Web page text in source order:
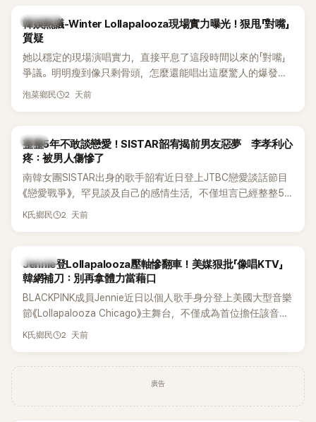
細身材下的超狂背肌與肩膀線條，反差感十足，讓不少網友看
傻直呼：「原來她身材這麼猛！」
熱議討論
韓娛熱議-Winter Lollapalooza現場實力曝光！狠甩「對嘴」
質疑
她以穩定的現場演唱實力，直接平息了這段時間以來的「對嘴」
爭議。明明瘦到像只剩骨頭，怎麼還能唱出這麼驚人的爆發力
和音量？
泡菜鄉民 2 天前
韓星
整整5年不敢談戀愛！SISTAR韶宥揭前男友惡夢 李孝利心
疼：被男人傷慘了
南韓女團SISTAR出身的歌手韶宥近日登上JTBC戀愛談話節目
《戀愛戰爭》，罕見談及自己的感情生活，不僅坦言已經整整5
年沒有談戀愛，更首度透露空窗至今的原因，全與上一段戀情
K氏鄉民 2 天前
K-POP
Jennie登Lollapalooza壓軸慘翻車！美媒狠批「像唱KTV」
韓網補刀：別再拿體力當藉口
BLACKPINK成員Jennie近日以個人歌手身分登上美國大型音樂
節《Lollapalooza Chicago》主舞台，不僅成為首位擔任該音樂
節Headliner（壓軸主秀）的K-POP女SOLO歌手，寫下全新紀
K氏鄉民 2 天前
廣告